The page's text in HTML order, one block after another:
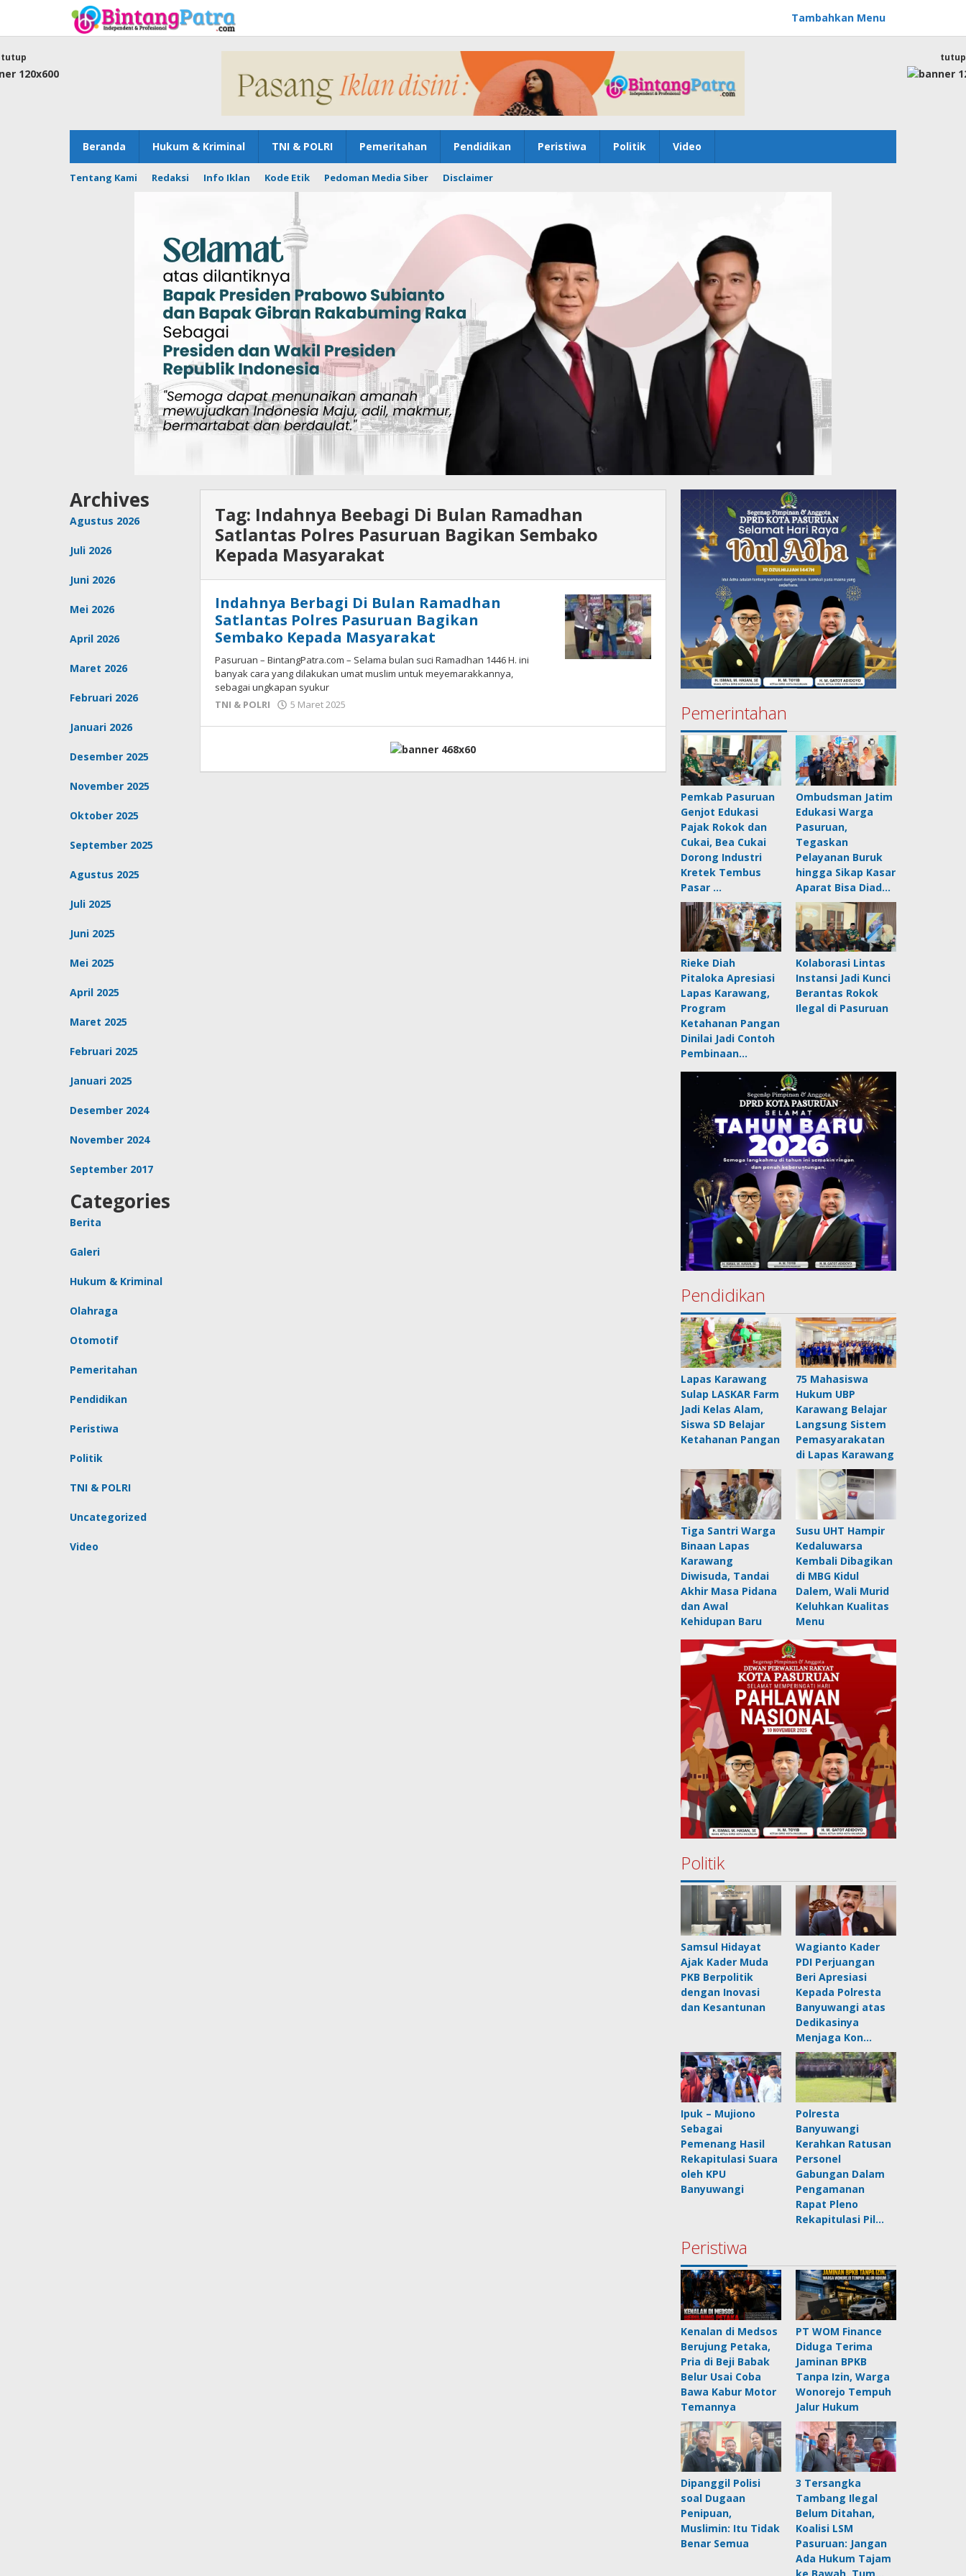
konten
Tambahkan Menu
Beranda Hukum & Kriminal TNI & POLRI Pemeritahan Pendidikan Peristiwa Politik Video
Tentang Kami Redaksi Info Iklan Kode Etik Pedoman Media Siber Disclaimer
tutup tutup
Archives
Agustus 2026
Juli 2026
Juni 2026
Mei 2026
April 2026
Maret 2026
Februari 2026
Januari 2026
Desember 2025
November 2025
Oktober 2025
September 2025
Agustus 2025
Juli 2025
Juni 2025
Mei 2025
April 2025
Maret 2025
Februari 2025
Januari 2025
Desember 2024
November 2024
September 2017
Categories
Berita
Galeri
Hukum & Kriminal
Olahraga
Otomotif
Pemeritahan
Pendidikan
Peristiwa
Politik
TNI & POLRI
Uncategorized
Video
Tag: Indahnya Beebagi Di Bulan Ramadhan
Satlantas Polres Pasuruan Bagikan Sembako
Kepada Masyarakat
Indahnya Berbagi Di Bulan Ramadhan
Satlantas Polres Pasuruan Bagikan
Sembako Kepada Masyarakat
Pasuruan – BintangPatra.com – Selama bulan suci Ramadhan 1446 H. ini
banyak cara yang dilakukan umat muslim untuk meyemarakkannya,
sebagai ungkapan syukur
TNI & POLRI
5 Maret 2025 Pemerintahan
Pemkab Pasuruan
Genjot Edukasi
Pajak Rokok dan
Cukai, Bea Cukai
Dorong Industri
Kretek Tembus
Pasar …
Ombudsman Jatim
Edukasi Warga
Pasuruan,
Tegaskan
Pelayanan Buruk
hingga Sikap Kasar
Aparat Bisa Diad…
Rieke Diah
Pitaloka Apresiasi
Lapas Karawang,
Program
Ketahanan Pangan
Dinilai Jadi Contoh
Pembinaan…
Kolaborasi Lintas
Instansi Jadi Kunci
Berantas Rokok
Ilegal di Pasuruan
Pendidikan
Lapas Karawang
Sulap LASKAR Farm
Jadi Kelas Alam,
Siswa SD Belajar
Ketahanan Pangan
75 Mahasiswa
Hukum UBP
Karawang Belajar
Langsung Sistem
Pemasyarakatan
di Lapas Karawang
Tiga Santri Warga
Binaan Lapas
Karawang
Diwisuda, Tandai
Akhir Masa Pidana
dan Awal
Kehidupan Baru
Susu UHT Hampir
Kedaluwarsa
Kembali Dibagikan
di MBG Kidul
Dalem, Wali Murid
Keluhkan Kualitas
Menu
Politik
Samsul Hidayat
Ajak Kader Muda
PKB Berpolitik
dengan Inovasi
dan Kesantunan
Wagianto Kader
PDI Perjuangan
Beri Apresiasi
Kepada Polresta
Banyuwangi atas
Dedikasinya
Menjaga Kon…
Ipuk – Mujiono
Sebagai
Pemenang Hasil
Rekapitulasi Suara
oleh KPU
Banyuwangi
Polresta
Banyuwangi
Kerahkan Ratusan
Personel
Gabungan Dalam
Pengamanan
Rapat Pleno
Rekapitulasi Pil…
Peristiwa
Kenalan di Medsos
Berujung Petaka,
Pria di Beji Babak
Belur Usai Coba
Bawa Kabur Motor
Temannya
PT WOM Finance
Diduga Terima
Jaminan BPKB
Tanpa Izin, Warga
Wonorejo Tempuh
Jalur Hukum
Dipanggil Polisi
soal Dugaan
Penipuan,
Muslimin: Itu Tidak
Benar Semua
3 Tersangka
Tambang Ilegal
Belum Ditahan,
Koalisi LSM
Pasuruan: Jangan
Ada Hukum Tajam